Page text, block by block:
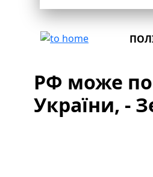
РФ може
України, -